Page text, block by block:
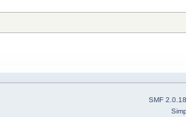
SMF 2.0.18